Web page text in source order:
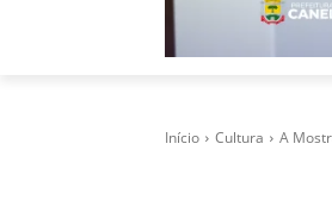
Início Cultura A